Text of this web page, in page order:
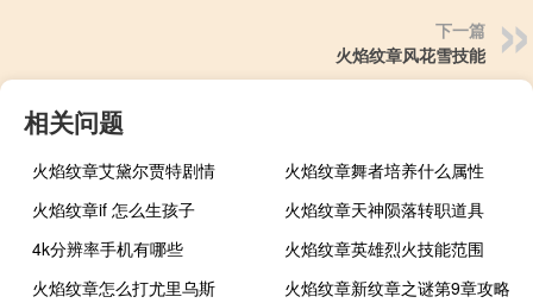
下一篇
火焰纹章风花雪技能
相关问题
火焰纹章艾黛尔贾特剧情
火焰纹章舞者培养什么属性
火焰纹章if 怎么生孩子
火焰纹章天神陨落转职道具
4k分辨率手机有哪些
火焰纹章英雄烈火技能范围
火焰纹章怎么打尤里乌斯
火焰纹章新纹章之谜第9章攻略